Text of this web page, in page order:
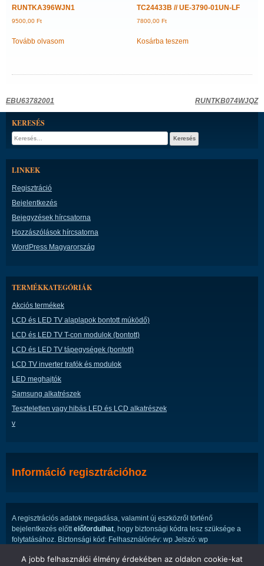
RUNTKA396WJN1
9500,00 Ft
Tovább olvasom
TC24433B // UE-3790-01UN-LF
7800,00 Ft
Kosárba teszem
Bejegyzés
navigáció
EBU63782001 RUNTKB074WJQZ
KERESÉS
Keresés:
LINKEK
Regisztráció
Bejelentkezés
Bejegyzések hírcsatorna
Hozzászólások hírcsatorna
WordPress Magyarország
TERMÉKKATEGÓRIÁK
Akciós termékek
LCD és LED TV alaplapok bontott múködő)
LCD és LED TV T-con modulok (bontott)
LCD és LED TV tápegységek (bontott)
LCD TV inverter trafók és modulok
LED meghajtók
Samsung alkatrészek
Teszteletlen vagy hibás LED és LCD alkatrészek
v
Információ regisztrációhoz
A regisztrációs adatok megadása, valamint új eszközről történő
bejelentkezés előtt előfordulhat , hogy biztonsági kódra lesz szüksége a
folytatásához. Biztonsági kód: Felhasználónév: wp Jelszó: wp
A jobb felhasználói élmény érdekében az oldalon cookie-kat